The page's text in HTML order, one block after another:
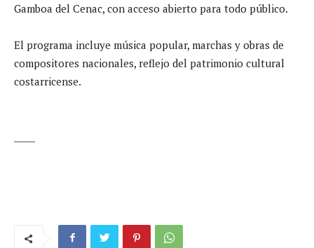
Gamboa del Cenac, con acceso abierto para todo público.
El programa incluye música popular, marchas y obras de
compositores nacionales, reflejo del patrimonio cultural
costarricense.